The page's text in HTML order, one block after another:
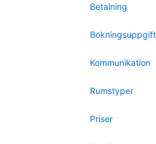
Betalning
Kommunikation
Rumstyper
Priser